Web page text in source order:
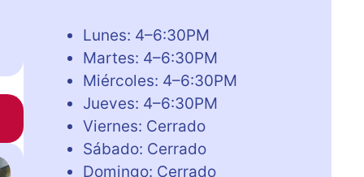
Lunes: 4–6:30PM
Martes: 4–6:30PM
Miércoles: 4–6:30PM
Jueves: 4–6:30PM
Viernes: Cerrado
Sábado: Cerrado
Domingo: Cerrado